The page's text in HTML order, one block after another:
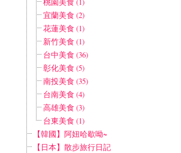
宜蘭美食 (2)
花蓮美食 (1)
新竹美食 (1)
台中美食 (36)
彰化美食 (5)
南投美食 (35)
台南美食 (4)
高雄美食 (3)
台東美食 (1)
【韓國】阿妞哈歇呦~
【日本】散步旅行日記